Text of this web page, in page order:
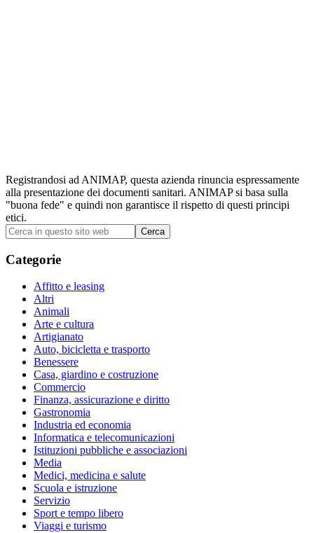
Registrandosi ad ANIMAP, questa azienda rinuncia espressamente
alla presentazione dei documenti sanitari. ANIMAP si basa sulla
"buona fede" e quindi non garantisce il rispetto di questi principi
etici.
Barra
laterale
primaria
Cerca
in
questo
sito
Categorie
Affitto e leasing
Altri
Animali
Arte e cultura
Artigianato
Auto, bicicletta e trasporto
Benessere
Casa, giardino e costruzione
Commercio
Finanza, assicurazione e diritto
Gastronomia
Industria ed economia
Informatica e telecomunicazioni
Istituzioni pubbliche e associazioni
Media
Medici, medicina e salute
Scuola e istruzione
Servizio
Sport e tempo libero
Viaggi e turismo